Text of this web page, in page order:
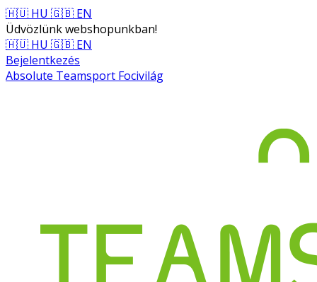
🇭🇺 HU 🇬🇧 EN
Üdvözlünk webshopunkban!
🇭🇺 HU 🇬🇧 EN
Bejelentkezés
Absolute Teamsport Focivilág